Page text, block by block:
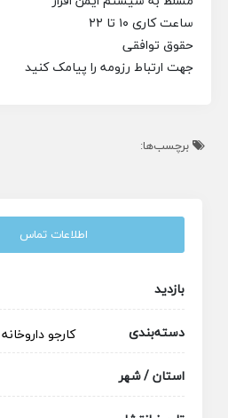
ساعت کاری ۱۰ تا ۲۲
حقوق توافقی
جهت ارتباط رزومه را پیامک کنید
برچسب‌ها:
اطلاعات تماس
بازدید
دسته‌بندی
کارجو
استان / شهر